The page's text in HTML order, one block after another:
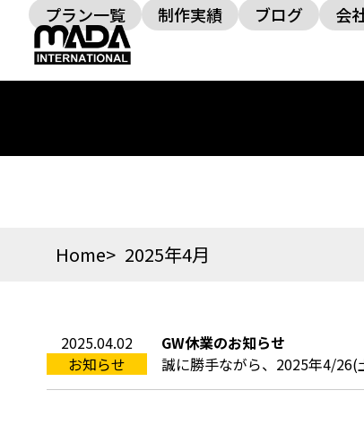
プラン一覧 制作実績 ブログ 会
Home 2025年4月
2025.04.02
お知らせ
GW休業のお知らせ
誠に勝手ながら、2025年4/